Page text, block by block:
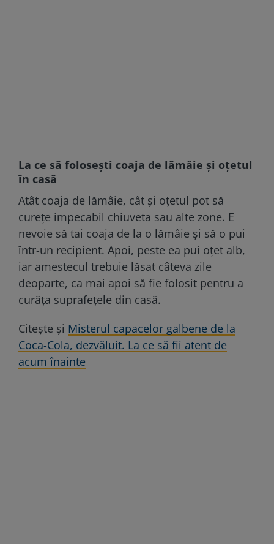
La ce să folosești coaja de lămâie și oțetul
în casă
Atât coaja de lămâie, cât și oțetul pot să
curețe impecabil chiuveta sau alte zone. E
nevoie să tai coaja de la o lămâie și să o pui
într-un recipient. Apoi, peste ea pui oțet alb,
iar amestecul trebuie lăsat câteva zile
deoparte, ca mai apoi să fie folosit pentru a
curăța suprafețele din casă.
Citește și Misterul capacelor galbene de la
Coca-Cola, dezvăluit. La ce să fii atent de
acum înainte